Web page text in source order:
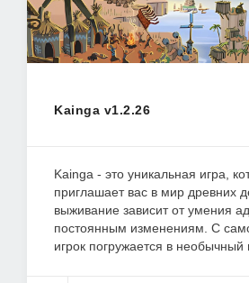
Kainga v1.2.26
Kainga - это уникальная игра,
приглашает вас в мир древних
выживание зависит от умения
постоянным изменениям. С
игрок погружается в необычный